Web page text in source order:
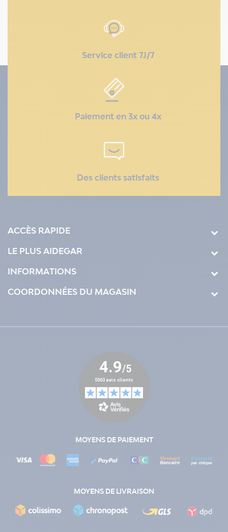
Service client 7J/7
Paiement en 3x ou 4x
Des clients satisfaits
ACCÈS RAPIDE
LE PLUS AIDEGAR
INFORMATIONS
COORDONNÉES DU MAGASIN
MOYENS DE PAIEMENT
MOYENS DE LIVRAISON